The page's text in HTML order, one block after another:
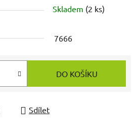
Skladem (2 ks)
7666
DO KOŠÍKU
Sdílet